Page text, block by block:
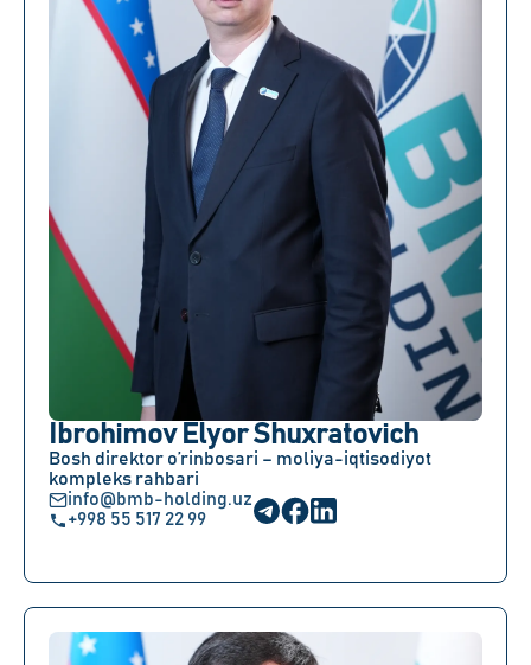
Ibrohimov Elyor Shuxratovich
Bosh direktor o’rinbosari – moliya-iqtisodiyot
kompleks rahbari
info@bmb-holding.uz
+998 55 517 22 99